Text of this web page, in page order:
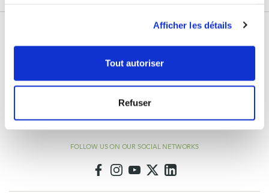
Afficher les détails
Tout autoriser
Refuser
Monday - Friday
8am - 12pm and 2pm - 6pm
FOLLOW US ON OUR SOCIAL NETWORKS